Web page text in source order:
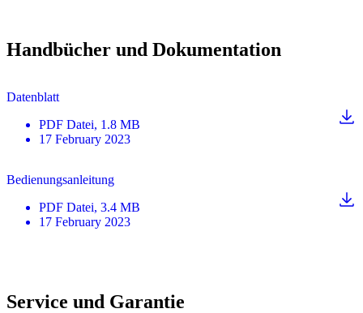
Handbücher und Dokumentation
Datenblatt
PDF Datei, 1.8 MB
17 February 2023
Bedienungsanleitung
PDF Datei, 3.4 MB
17 February 2023
Service und Garantie